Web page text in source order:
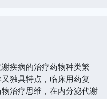
疾病的治疗药物种类繁
独具特点，临床用药复
治疗思维，在内分泌代谢